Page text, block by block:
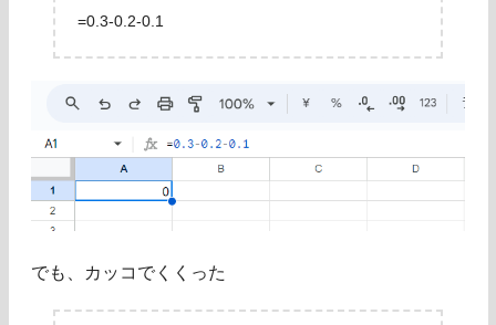
=0.3-0.2-0.1
でも、カッコでくくった